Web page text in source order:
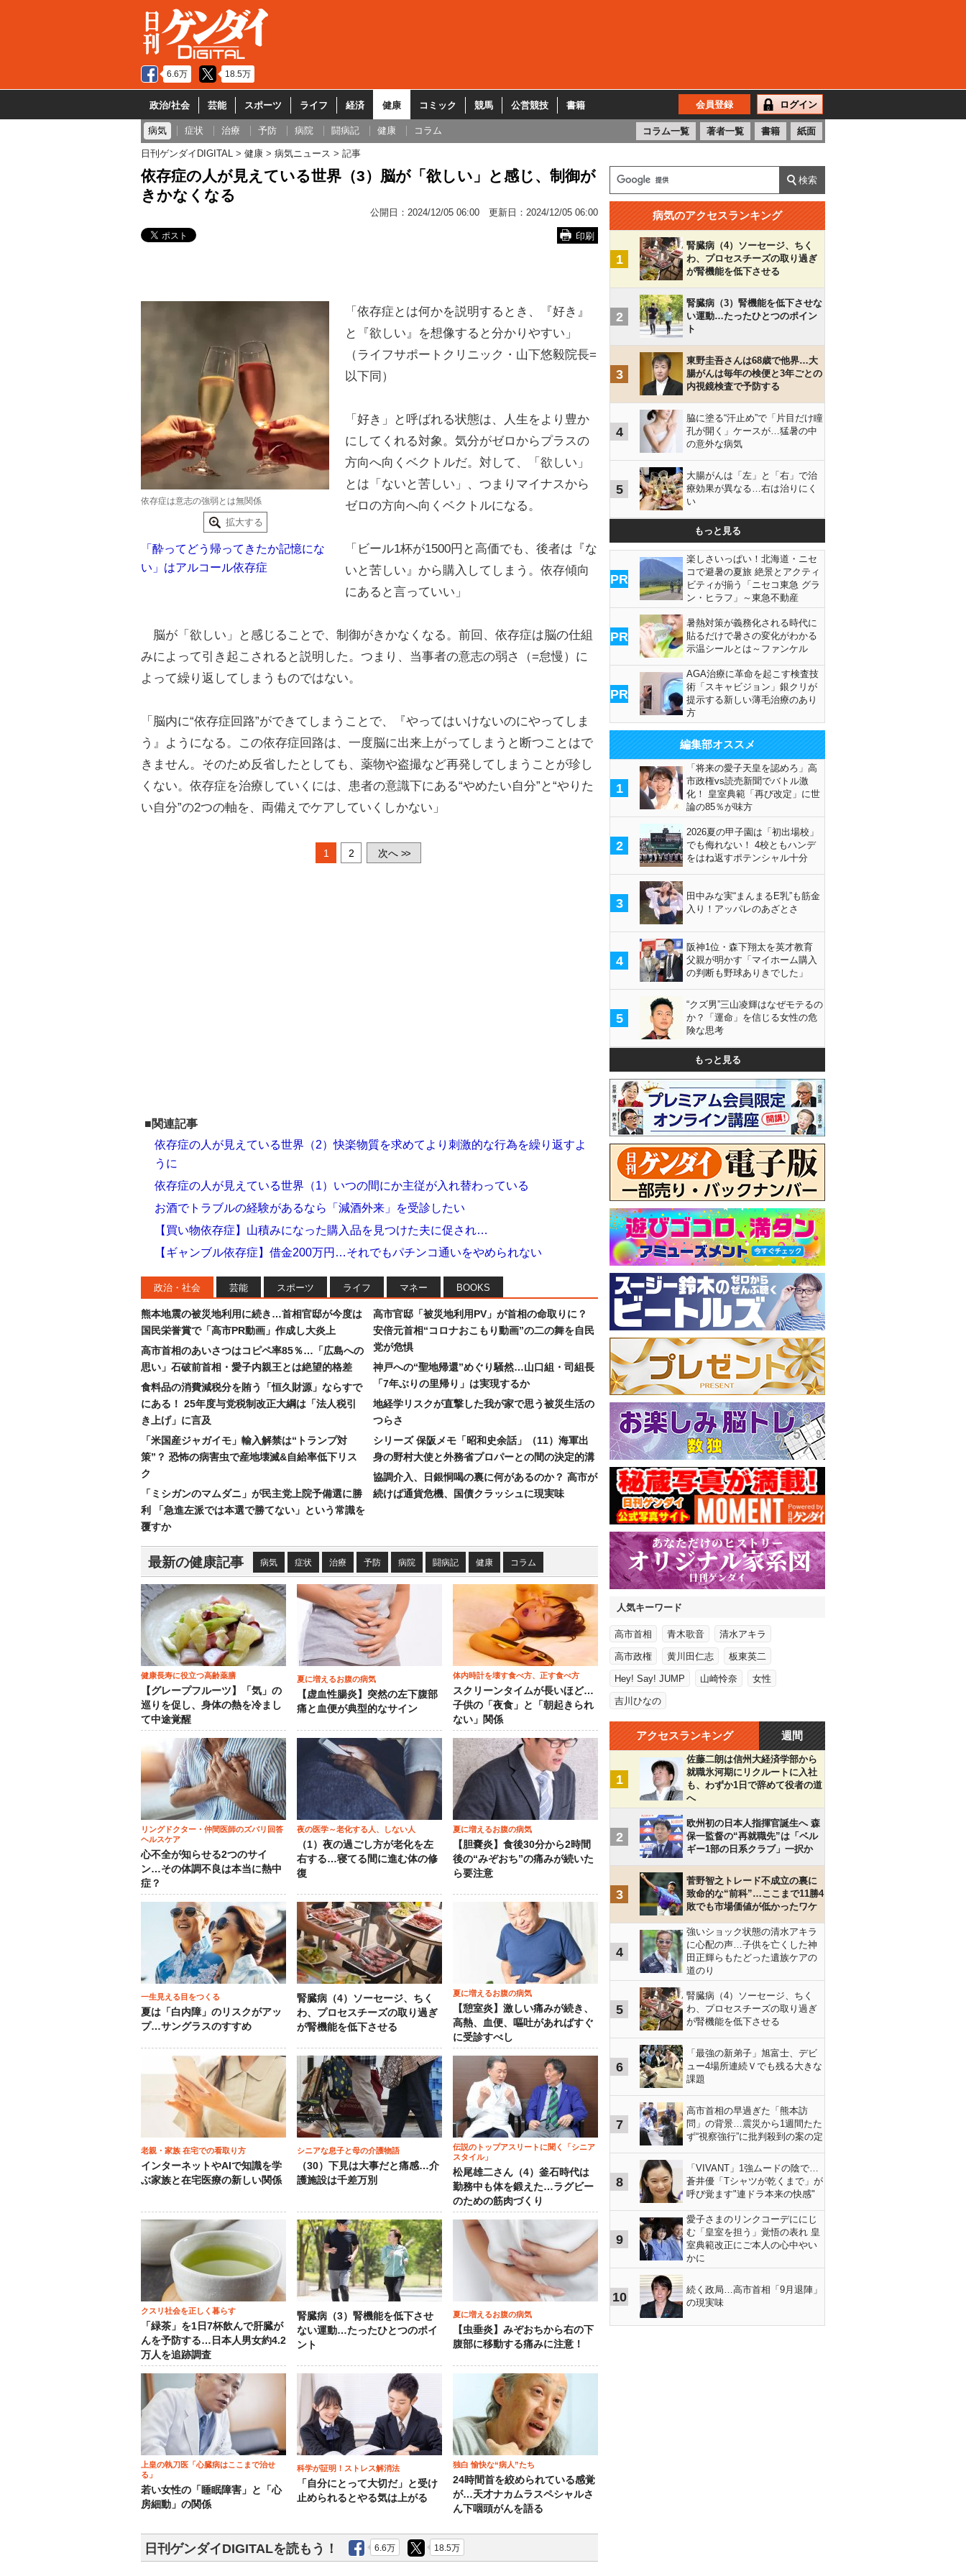
6.6万 18.5万
政治/社会 芸能 スポーツ ライフ 経済 健康 コミック 競馬 公営競技 書籍 会員登録 ログイン
病気 症状 治療 予防 病院 闘病記 健康 コラム コラム一覧 著者一覧 書籍 紙面
日刊ゲンダイDIGITAL 健康 病気ニュース 記事
依存症の人が見えている世界（3）脳が「欲しい」と感じ、制御が
きかなくなる
公開日： 2024/12/05 06:00 更新日： 2024/12/05 06:00
印刷
依存症は意志の強弱とは無関係
拡大する
「酔ってどう帰ってきたか記憶にな
い」はアルコール依存症
「依存症とは何かを説明するとき、『好き』
と『欲しい』を想像すると分かりやすい」
（ライフサポートクリニック・山下悠毅院長=
以下同）
「好き」と呼ばれる状態は、人生をより豊か
にしてくれる対象。気分がゼロからプラスの
方向へ向くベクトルだ。対して、「欲しい」
とは「ないと苦しい」、つまりマイナスから
ゼロの方向へ向くベクトルになる。
「ビール1杯が1500円と高価でも、後者は『な
いと苦しい』から購入してしまう。依存傾向
にあると言っていい」
脳が「欲しい」と感じることで、制御がきかなくなる。前回、依存症は脳の仕組
みによって引き起こされると説明した。つまり、当事者の意志の弱さ（=怠慢）に
よって繰り返してしまうものではない。
「脳内に“依存症回路”ができてしまうことで、『やってはいけないのにやってしま
う』ようになる。この依存症回路は、一度脳に出来上がってしまうと断つことはで
きません。そのため反省したとしても、薬物や盗撮など再発してしまうことが珍し
くない。依存症を治療していくには、患者の意識下にある“やめたい自分”と“やりた
い自分”の2つの軸を、両備えでケアしていくしかない」
1 2 次へ >>
■関連記事
依存症の人が見えている世界（2）快楽物質を求めてより刺激的な行為を繰り返すよ
うに
依存症の人が見えている世界（1）いつの間にか主従が入れ替わっている
お酒でトラブルの経験があるなら「減酒外来」を受診したい
【買い物依存症】山積みになった購入品を見つけた夫に促され…
【ギャンブル依存症】借金200万円…それでもパチンコ通いをやめられない
政治・社会 芸能 スポーツ ライフ マネー BOOKS
熊本地震の被災地利用に続き…首相官邸が今度は
国民栄誉賞で「高市PR動画」作成し大炎上
高市首相のあいさつはコピペ率85％…「広島への
思い」石破前首相・愛子内親王とは絶望的格差
食料品の消費減税分を賄う「恒久財源」ならすで
にある！ 25年度与党税制改正大綱は「法人税引
き上げ」に言及
「米国産ジャガイモ」輸入解禁は“トランプ対
策”？ 恐怖の病害虫で産地壊滅&自給率低下リス
ク
「ミシガンのマムダニ」が民主党上院予備選に勝
利 「急進左派では本選で勝てない」という常識を
覆すか
高市官邸「被災地利用PV」が首相の命取りに？
安倍元首相“コロナおこもり動画”の二の舞を自民
党が危惧
神戸への“聖地帰還”めぐり騒然…山口組・司組長
「7年ぶりの里帰り」は実現するか
地経学リスクが直撃した我が家で思う被災生活の
つらさ
シリーズ 保阪メモ「昭和史余話」（11）海軍出
身の野村大使と外務省プロパーとの間の決定的溝
協調介入、日銀恫喝の裏に何があるのか？ 高市が
続けば通貨危機、国債クラッシュに現実味
最新の健康記事 病気 症状 治療 予防 病院 闘病記 健康 コラム
健康長寿に役立つ高齢薬膳
【グレープフルーツ】「気」の
巡りを促し、身体の熱を冷まし
て中途覚醒
夏に増えるお腹の病気
【虚血性腸炎】突然の左下腹部
痛と血便が典型的なサイン
体内時計を壊す食べ方、正す食べ方
スクリーンタイムが長いほど…
子供の「夜食」と「朝起きられ
ない」関係
リングドクター・仲間医師のズバリ回答
ヘルスケア
心不全が知らせる2つのサイ
ン…その体調不良は本当に熱中
症？
夜の医学～老化する人、しない人
（1）夜の過ごし方が老化を左
右する…寝てる間に進む体の修
復
夏に増えるお腹の病気
【胆嚢炎】食後30分から2時間
後の“みぞおち”の痛みが続いた
ら要注意
一生見える目をつくる
夏は「白内障」のリスクがアッ
プ…サングラスのすすめ
腎臓病（4）ソーセージ、ちく
わ、プロセスチーズの取り過ぎ
が腎機能を低下させる
夏に増えるお腹の病気
【憩室炎】激しい痛みが続き、
高熱、血便、嘔吐があればすぐ
に受診すべし
老親・家族 在宅での看取り方
インターネットやAIで知識を学
ぶ家族と在宅医療の新しい関係
シニアな息子と母の介護物語
（30）下見は大事だと痛感…介
護施設は千差万別
伝説のトップアスリートに聞く「シニア
スタイル」
松尾雄二さん（4）釜石時代は
勤務中も体を鍛えた…ラグビー
のための筋肉づくり
クスリ社会を正しく暮らす
「緑茶」を1日7杯飲んで肝臓が
んを予防する…日本人男女約4.2
万人を追跡調査
腎臓病（3）腎機能を低下させ
ない運動…たったひとつのポイ
ント
夏に増えるお腹の病気
【虫垂炎】みぞおちから右の下
腹部に移動する痛みに注意！
上皇の執刀医「心臓病はここまで治せ
る」
若い女性の「睡眠障害」と「心
房細動」の関係
科学が証明！ストレス解消法
「自分にとって大切だ」と受け
止められるとやる気は上がる
独白 愉快な“病人”たち
24時間首を絞められている感覚
が…天才ナカムラスペシャルさ
ん下咽頭がんを語る
日刊ゲンダイDIGITALを読もう！ 6.6万 18.5万
病気のアクセスランキング
1
腎臓病（4）ソーセージ、ちく
わ、プロセスチーズの取り過ぎ
が腎機能を低下させる
2
腎臓病（3）腎機能を低下させな
い運動…たったひとつのポイン
ト
3
東野圭吾さんは68歳で他界…大
腸がんは毎年の検便と3年ごとの
内視鏡検査で予防する
4
脇に塗る“汗止め”で「片目だけ瞳
孔が開く」ケースが…猛暑の中
の意外な病気
5
大腸がんは「左」と「右」で治
療効果が異なる…右は治りにく
い
もっと見る
PR
楽しさいっぱい！北海道・ニセ
コで避暑の夏旅 絶景とアクティ
ビティが揃う「ニセコ東急 グラ
ン・ヒラフ」～東急不動産
PR
暑熱対策が義務化される時代に
貼るだけで暑さの変化がわかる
示温シールとは～ファンケル
PR
AGA治療に革命を起こす検査技
術「スキャビジョン」銀クリが
提示する新しい薄毛治療のあり
方
編集部オススメ
1
「将来の愛子天皇を認めろ」高
市政権vs読売新聞でバトル激
化！ 皇室典範「再び改定」に世
論の85％が味方
2
2026夏の甲子園は「初出場校」
でも侮れない！ 4校ともハンデ
をはね返すポテンシャル十分
3
田中みな実“まんまるE乳”も筋金
入り！アッパレのあざとさ
4
阪神1位・森下翔太を英才教育
父親が明かす「マイホーム購入
の判断も野球ありきでした」
5
“クズ男”三山凌輝はなぜモテるの
か？「運命」を信じる女性の危
険な思考
もっと見る
人気キーワード
高市首相 青木歌音 清水アキラ
高市政権 黄川田仁志 板東英二
Hey! Say! JUMP 山崎怜奈 女性
吉川ひなの
アクセスランキング 週間
1
佐藤二朗は信州大経済学部から
就職氷河期にリクルートに入社
も、わずか1日で辞めて役者の道
へ
2
欧州初の日本人指揮官誕生へ 森
保一監督の“再就職先”は「ベル
ギー1部の日系クラブ」一択か
3
菅野智之トレード不成立の裏に
致命的な“前科”…ここまで11勝4
敗でも市場価値が低かったワケ
4
強いショック状態の清水アキラ
に心配の声…子供を亡くした神
田正輝らもたどった遺族ケアの
道のり
5
腎臓病（4）ソーセージ、ちく
わ、プロセスチーズの取り過ぎ
が腎機能を低下させる
6
「最強の新弟子」旭富士、デビ
ュー4場所連続Ｖでも残る大きな
課題
7
高市首相の早過ぎた「熊本訪
問」の背景…震災から1週間たた
ず“視察強行”に批判殺到の案の定
8
「VIVANT」1強ムードの陰で…
蒼井優「Tシャツが乾くまで」が
呼び覚ます"連ドラ本来の快感"
9
愛子さまのリンクコーデににじ
む「皇室を担う」覚悟の表れ 皇
室典範改正にご本人の心中やい
かに
10
続く政局…高市首相「9月退陣」
の現実味